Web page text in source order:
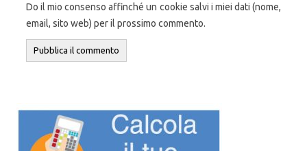
Do il mio consenso affinché un cookie salvi i miei dati (nome,
email, sito web) per il prossimo commento.